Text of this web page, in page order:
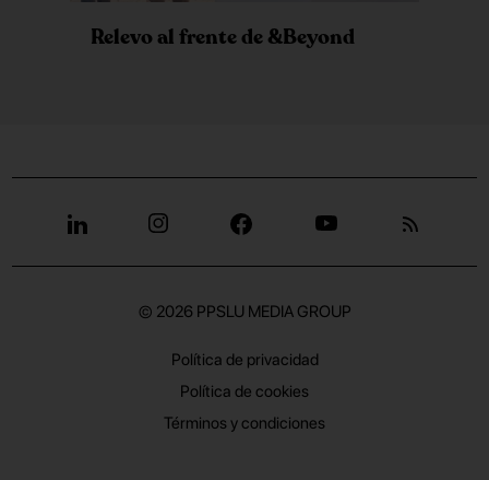
Relevo al frente de &Beyond
© 2026 PPSLU MEDIA GROUP
Política de privacidad
Política de cookies
Términos y condiciones